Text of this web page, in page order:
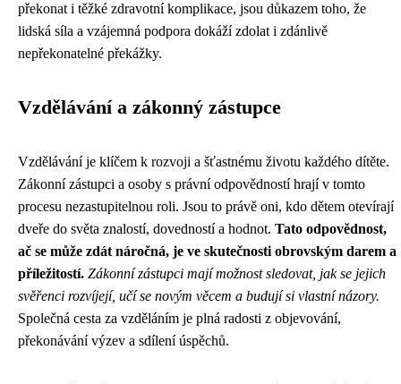
překonat i těžké zdravotní komplikace, jsou důkazem toho, že
lidská síla a vzájemná podpora dokáží zdolat i zdánlivě
nepřekonatelné překážky.
Vzdělávání a zákonný zástupce
Vzdělávání je klíčem k rozvoji a šťastnému životu každého dítěte.
Zákonní zástupci a osoby s právní odpovědností hrají v tomto
procesu nezastupitelnou roli. Jsou to právě oni, kdo dětem otevírají
dveře do světa znalostí, dovedností a hodnot. Tato odpovědnost,
ač se může zdát náročná, je ve skutečnosti obrovským darem a
příležitostí. Zákonní zástupci mají možnost sledovat, jak se jejich
svěřenci rozvíjejí, učí se novým věcem a budují si vlastní názory.
Společná cesta za vzděláním je plná radosti z objevování,
překonávání výzev a sdílení úspěchů.